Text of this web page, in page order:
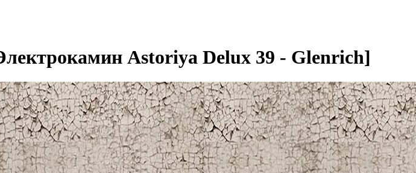
Astoriya Delux 39 - Glenrich]